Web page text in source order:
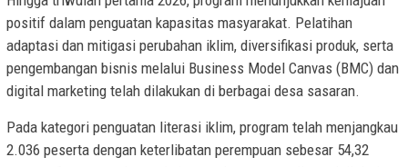
positif dalam penguatan kapasitas masyarakat. Pelatihan
adaptasi dan mitigasi perubahan iklim, diversifikasi produk, serta
pengembangan bisnis melalui Business Model Canvas (BMC) dan
digital marketing telah dilakukan di berbagai desa sasaran.
Pada kategori penguatan literasi iklim, program telah menjangkau
2.036 peserta dengan keterlibatan perempuan sebesar 54,32